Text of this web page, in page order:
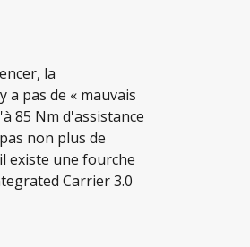
la
pas de « mauvais
85 Nm d'assistance
non plus de
existe une fourche
Carrier 3.0